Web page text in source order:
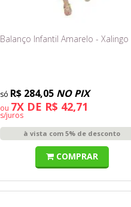
Balanço Infantil Amarelo - Xalingo
R$ 284,05 NO PIX
ou 7X DE R$ 42,71
s/juros
à vista com 5% de desconto
COMPRAR